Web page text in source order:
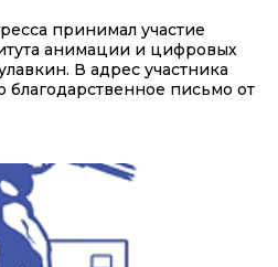
принимал участие
анимации и цифровых
В адрес участника
благодарственное письмо от